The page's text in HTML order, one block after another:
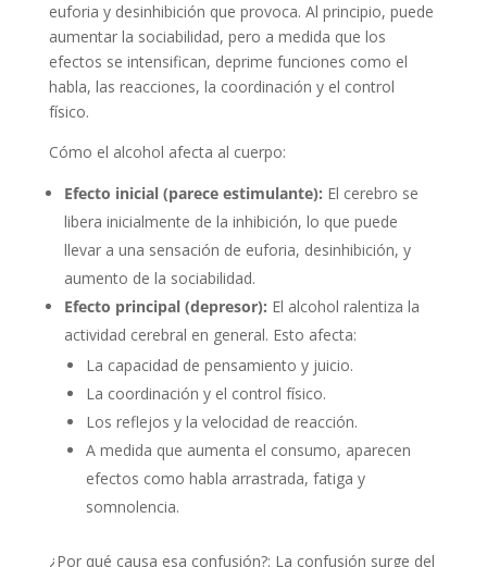
euforia y desinhibición que provoca. Al principio, puede
aumentar la sociabilidad, pero a medida que los
efectos se intensifican, deprime funciones como el
habla, las reacciones, la coordinación y el control
físico.
Cómo el alcohol afecta al cuerpo:
Efecto inicial (parece estimulante): El cerebro se
libera inicialmente de la inhibición, lo que puede
llevar a una sensación de euforia, desinhibición, y
aumento de la sociabilidad.
Efecto principal (depresor): El alcohol ralentiza la
actividad cerebral en general. Esto afecta:
La capacidad de pensamiento y juicio.
La coordinación y el control físico.
Los reflejos y la velocidad de reacción.
A medida que aumenta el consumo, aparecen
efectos como habla arrastrada, fatiga y
somnolencia.
¿Por qué causa esa confusión?: La confusión surge del